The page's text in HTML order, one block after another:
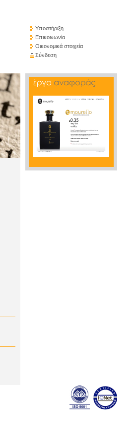
Υποστήριξη
Επικοινωνία
Οικονομικά στοιχεία
Σύνδεση